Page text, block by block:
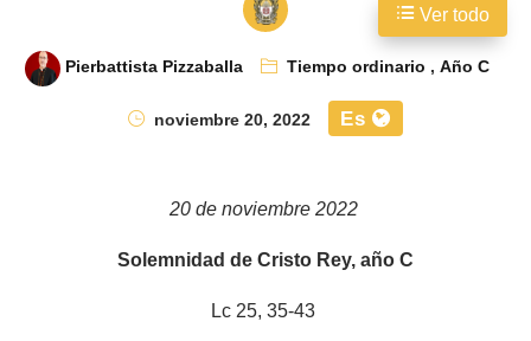
Pierbattista Pizzaballa Tiempo ordinario ,Año C
noviembre 20, 2022
Es
20 de noviembre 2022
Solemnidad de Cristo Rey, año C
Lc 25, 35-43
Ver todo